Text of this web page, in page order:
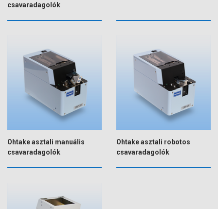
csavaradagolók
Ohtake asztali manuális
csavaradagolók
Ohtake asztali robotos
csavaradagolók